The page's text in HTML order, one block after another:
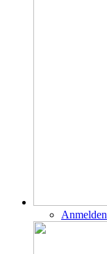
Anmelden